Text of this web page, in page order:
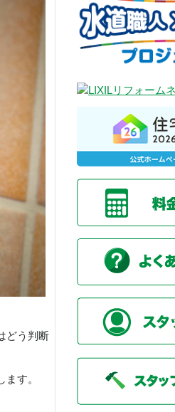
どう判断
す。